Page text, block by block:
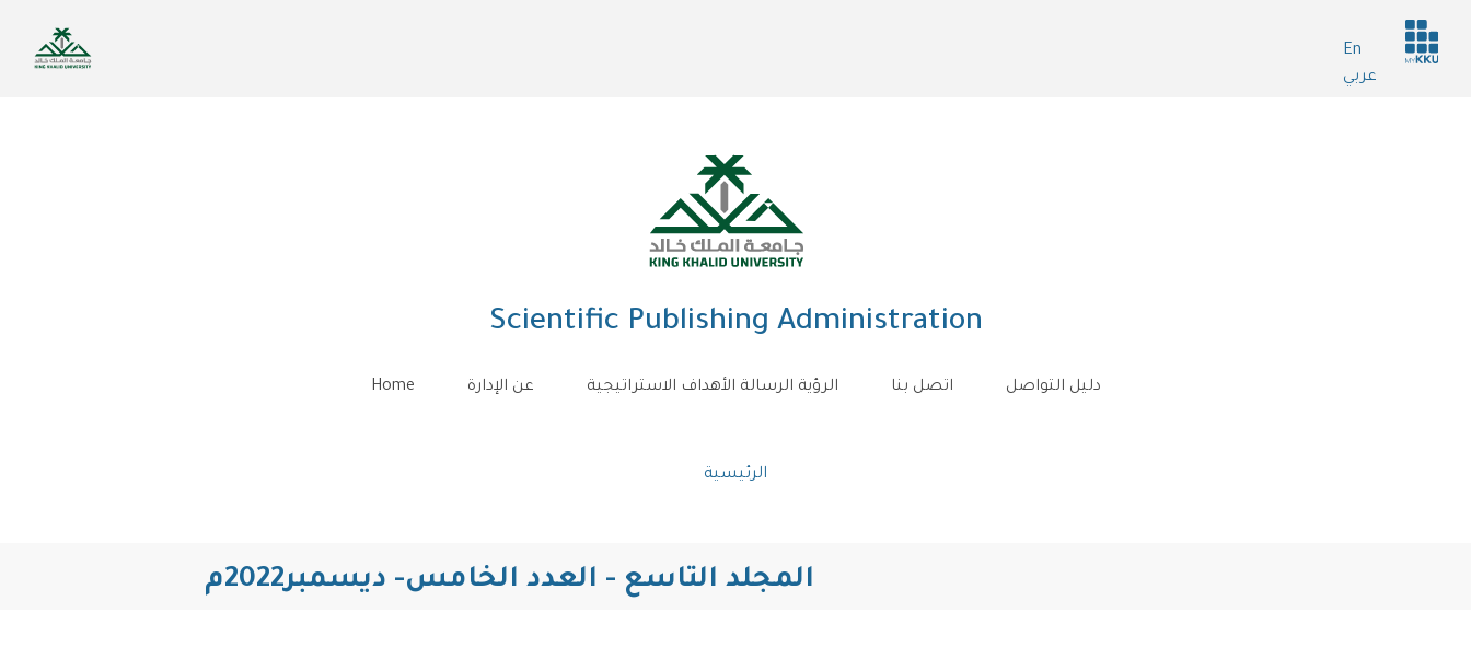
main
En
عربي
Header
services
Scientific Publishing Administration
Home عن الإدارة الرؤية الرسالة الأهداف الاستراتيجية اتصل بنا دليل التواصل
Breadcrumb
الرئيسية
المجلد التاسع - العدد الخامس- ديسمبر2022م